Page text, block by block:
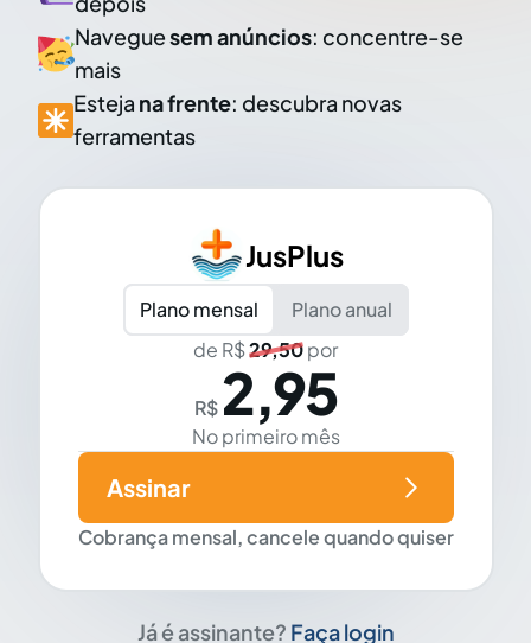
Naveguesem anúncios: concentre-se
mais
Esteja na frente: descubra novas
ferramentas
JusPlus
Plano mensal
Plano anual
de R$29,50por
R$ 2,95
No primeiro mês
Cobrança mensal, cancele quando quiser
Assinar
Já é assinante? Faça login